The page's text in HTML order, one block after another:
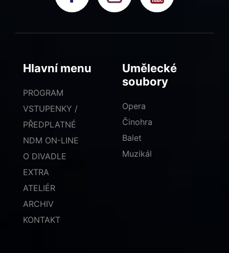
Hlavní menu
PROGRAM
VSTUPENKY /
PŘEDPLATNÉ
NDM ON-LINE
O DIVADLE
EXTRA
ATELIÉR
ARCHIV
KONTAKT
Umělecké
soubory
Opera
Činohra
Balet
Muzikál